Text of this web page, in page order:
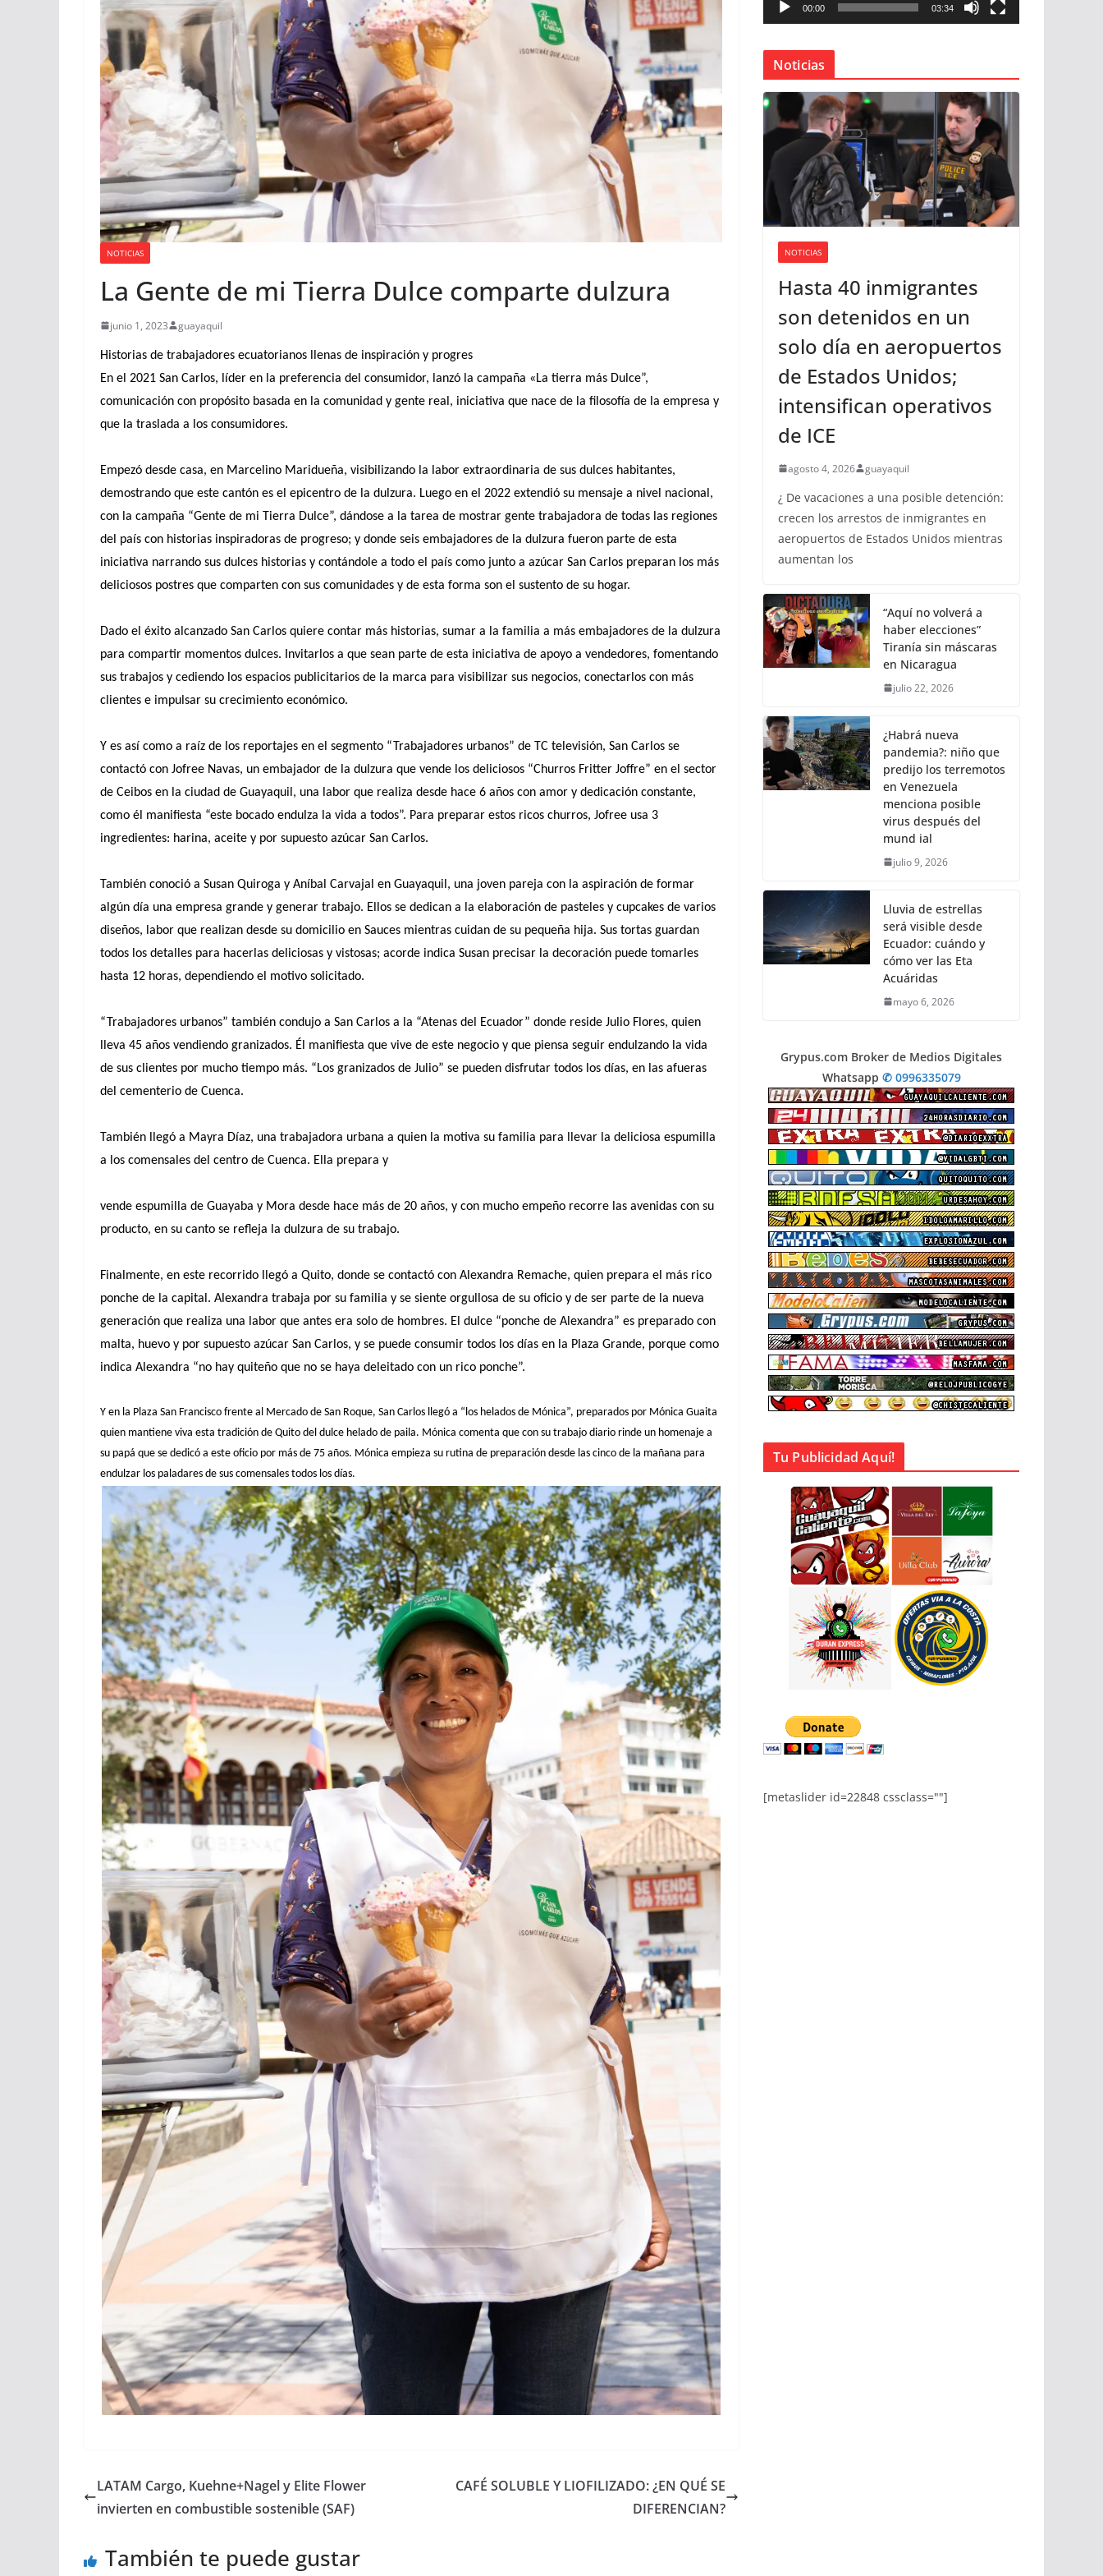
NOTICIAS
La Gente de mi Tierra Dulce comparte dulzura
junio 1, 2023 guayaquil
Historias de trabajadores ecuatorianos llenas de inspiración y progres
En el 2021 San Carlos, líder en la preferencia del consumidor, lanzó la campaña «La tierra más Dulce”,
comunicación con propósito basada en la comunidad y gente real, iniciativa que nace de la filosofía de la empresa y
que la traslada a los consumidores.
Empezó desde casa, en Marcelino Maridueña, visibilizando la labor extraordinaria de sus dulces habitantes,
demostrando que este cantón es el epicentro de la dulzura. Luego en el 2022 extendió su mensaje a nivel nacional,
con la campaña “Gente de mi Tierra Dulce”, dándose a la tarea de mostrar gente trabajadora de todas las regiones
del país con historias inspiradoras de progreso; y donde seis embajadores de la dulzura fueron parte de esta
iniciativa narrando sus dulces historias y contándole a todo el país como junto a azúcar San Carlos preparan los más
deliciosos postres que comparten con sus comunidades y de esta forma son el sustento de su hogar.
Dado el éxito alcanzado San Carlos quiere contar más historias, sumar a la familia a más embajadores de la dulzura
para compartir momentos dulces. Invitarlos a que sean parte de esta iniciativa de apoyo a vendedores, fomentando
sus trabajos y cediendo los espacios publicitarios de la marca para visibilizar sus negocios, conectarlos con más
clientes e impulsar su crecimiento económico.
Y es así como a raíz de los reportajes en el segmento “Trabajadores urbanos” de TC televisión, San Carlos se
contactó con Jofree Navas, un embajador de la dulzura que vende los deliciosos “Churros Fritter Joffre” en el sector
de Ceibos en la ciudad de Guayaquil, una labor que realiza desde hace 6 años con amor y dedicación constante,
como él manifiesta “este bocado endulza la vida a todos”. Para preparar estos ricos churros, Jofree usa 3
ingredientes: harina, aceite y por supuesto azúcar San Carlos.
También conoció a Susan Quiroga y Aníbal Carvajal en Guayaquil, una joven pareja con la aspiración de formar
algún día una empresa grande y generar trabajo. Ellos se dedican a la elaboración de pasteles y cupcakes de varios
diseños, labor que realizan desde su domicilio en Sauces mientras cuidan de su pequeña hija. Sus tortas guardan
todos los detalles para hacerlas deliciosas y vistosas; acorde indica Susan precisar la decoración puede tomarles
hasta 12 horas, dependiendo el motivo solicitado.
“Trabajadores urbanos” también condujo a San Carlos a la “Atenas del Ecuador” donde reside Julio Flores, quien
lleva 45 años vendiendo granizados. Él manifiesta que vive de este negocio y que piensa seguir endulzando la vida
de sus clientes por mucho tiempo más. “Los granizados de Julio” se pueden disfrutar todos los días, en las afueras
del cementerio de Cuenca.
También llegó a Mayra Díaz, una trabajadora urbana a quien la motiva su familia para llevar la deliciosa espumilla
a los comensales del centro de Cuenca. Ella prepara y
vende espumilla de Guayaba y Mora desde hace más de 20 años, y con mucho empeño recorre las avenidas con su
producto, en su canto se refleja la dulzura de su trabajo.
Finalmente, en este recorrido llegó a Quito, donde se contactó con Alexandra Remache, quien prepara el más rico
ponche de la capital. Alexandra trabaja por su familia y se siente orgullosa de su oficio y de ser parte de la nueva
generación que realiza una labor que antes era solo de hombres. El dulce “ponche de Alexandra” es preparado con
malta, huevo y por supuesto azúcar San Carlos, y se puede consumir todos los días en la Plaza Grande, porque como
indica Alexandra “no hay quiteño que no se haya deleitado con un rico ponche”.
Y en la Plaza San Francisco frente al Mercado de San Roque, San Carlos llegó a “los helados de Mónica”, preparados por Mónica Guaita
quien mantiene viva esta tradición de Quito del dulce helado de paila. Mónica comenta que con su trabajo diario rinde un homenaje a
su papá que se dedicó a este oficio por más de 75 años. Mónica empieza su rutina de preparación desde las cinco de la mañana para
endulzar los paladares de sus comensales todos los días.
LATAM Cargo, Kuehne+Nagel y Elite Flower
invierten en combustible sostenible (SAF)
CAFÉ SOLUBLE Y LIOFILIZADO: ¿EN QUÉ SE
DIFERENCIAN?
También te puede gustar
t
r
d
e
00:00 03:34
Noticias
NOTICIAS
Hasta 40 inmigrantes
son detenidos en un
solo día en aeropuertos
de Estados Unidos;
intensifican operativos
de ICE
agosto 4, 2026 guayaquil
¿ De vacaciones a una posible detención:
crecen los arrestos de inmigrantes en
aeropuertos de Estados Unidos mientras
aumentan los
“Aquí no volverá a
haber elecciones”
Tiranía sin máscaras
en Nicaragua
julio 22, 2026
¿Habrá nueva
pandemia?: niño que
predijo los terremotos
en Venezuela
menciona posible
virus después del
mund ial
julio 9, 2026
Lluvia de estrellas
será visible desde
Ecuador: cuándo y
cómo ver las Eta
Acuáridas
mayo 6, 2026
Grypus.com Broker de Medios Digitales
Whatsapp ✆ 0996335079
Tu Publicidad Aquí!
[metaslider id=22848 cssclass=""]